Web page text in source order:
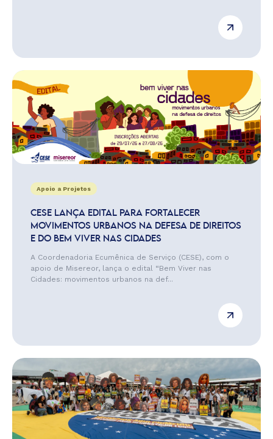
Apoio a Projetos
CESE LANÇA EDITAL PARA FORTALECER
MOVIMENTOS URBANOS NA DEFESA DE DIREITOS
E DO BEM VIVER NAS CIDADES
A Coordenadoria Ecumênica de Serviço (CESE), com o
apoio de Misereor, lança o edital “Bem Viver nas
Cidades: movimentos urbanos na def...